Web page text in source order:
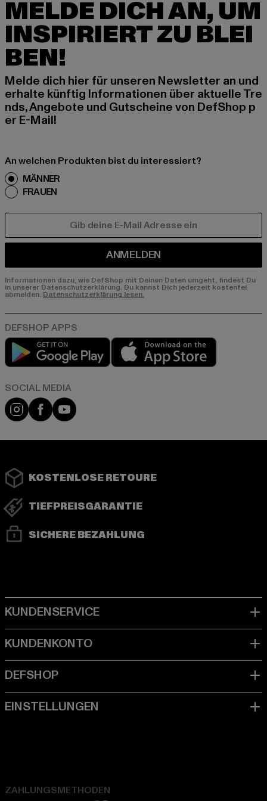
MELDE DICH AN, UM
INSPIRIERT ZU BLEI
BEN!
Melde dich hier für unseren Newsletter an und
erhalte künftig Informationen über aktuelle Tre
nds, Angebote und Gutscheine von DefShop p
er E-Mail!
An welchen Produkten bist du interessiert?
MÄNNER
FRAUEN
ANMELDEN
Informationen dazu, wie DefShop mit Deinen Daten umgeht, findest Du
in unserer Datenschutzerklärung. Du kannst Dich jederzeit kostenfei
abmelden. Datenschutzerklärung lesen.
Play market
Instagram
FacebookYouTube
KOSTENLOSE RETOURE
TIEFPREISGARANTIE
SICHERE BEZAHLUNG
ZAHLUNGSMETHODEN